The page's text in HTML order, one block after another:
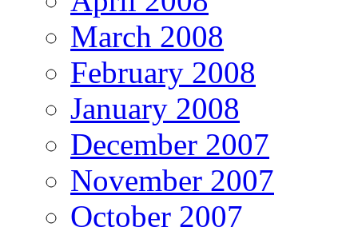
March 2008
February 2008
January 2008
December 2007
November 2007
October 2007